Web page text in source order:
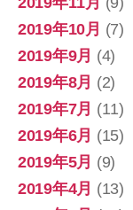
2019年10月 (7)
2019年9月 (4)
2019年8月 (2)
2019年7月 (11)
2019年6月 (15)
2019年5月 (9)
2019年4月 (13)